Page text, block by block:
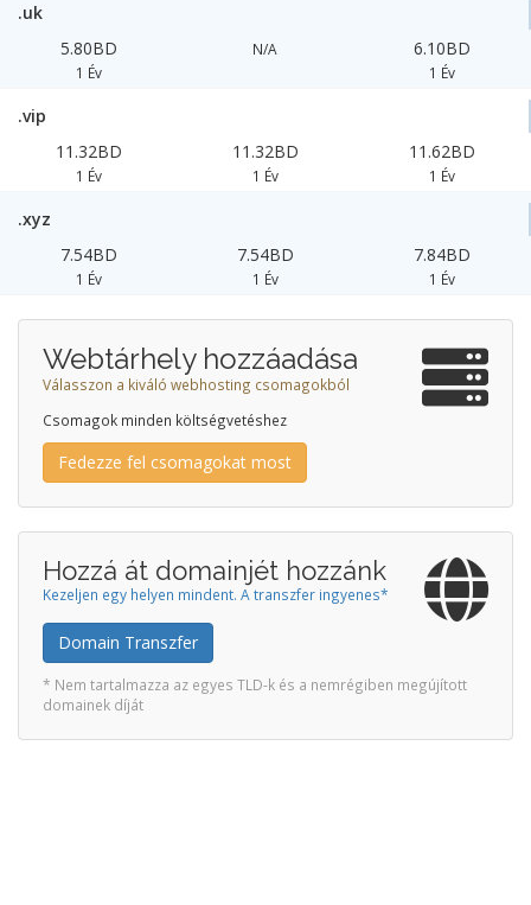
.uk
5.80BD
1 Év
N/A 6.10BD
1 Év
.vip
11.32BD
1 Év
11.32BD
1 Év
11.62BD
1 Év
.xyz
7.54BD
1 Év
7.54BD
1 Év
7.84BD
1 Év
Webtárhely hozzáadása
Válasszon a kiváló webhosting csomagokból
Csomagok minden költségvetéshez
Fedezze fel csomagokat most
Hozzá át domainjét hozzánk
Kezeljen egy helyen mindent. A transzfer ingyenes*
Domain Transzfer
* Nem tartalmazza az egyes TLD-k és a nemrégiben megújított
domainek díját